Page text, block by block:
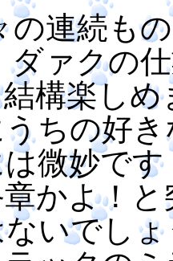
の連続も
ダァクの
構楽し
ちの好
微妙で
かよ！
いでし